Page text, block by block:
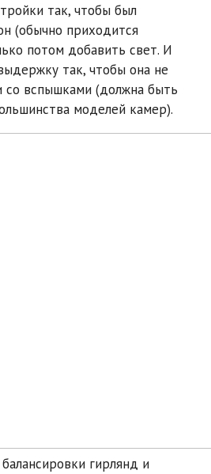
так, чтобы был
(обычно приходится
потом добавить свет. И
так, чтобы она не
со вспышками (должна быть
моделей камер).
гирлянд и